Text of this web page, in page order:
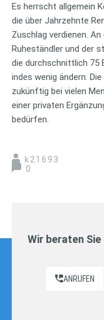
Es herrscht allgemein
die über Jahrzehnte
Zuschlag verdienen.
Ruheständler und der
die durchschnittlich 75
indes wenig ändern.
zukünftig bei vielen
einer privaten
bedürfen.
k21693
0
Wir beraten
ANRUFEN